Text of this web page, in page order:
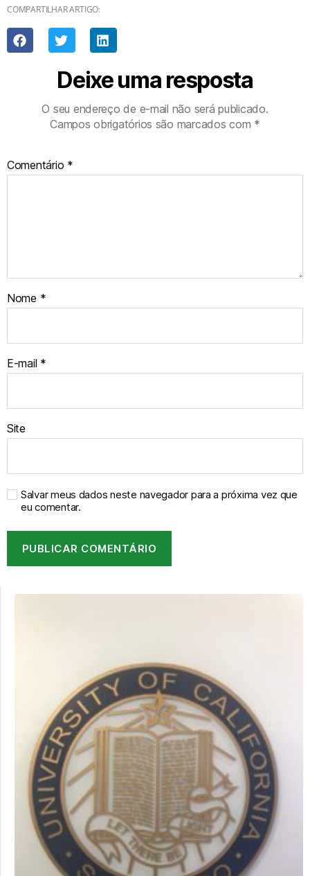
COMPARTILHAR ARTIGO:
Deixe uma resposta
O seu endereço de e-mail não será publicado.
Campos obrigatórios são marcados com *
Comentário *
Nome *
E-mail *
Site
Salvar meus dados neste navegador para a próxima vez que
eu comentar.